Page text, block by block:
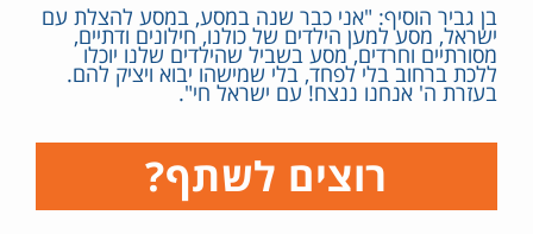
בן גביר הוסיף: "אני כבר שנה במסע, במסע להצלת עם
ישראל, מסע למען הילדים של כולנו, חילונים ודתיים,
מסורתיים וחרדים, מסע בשביל שהילדים שלנו יוכלו
ללכת ברחוב בלי לפחד, בלי שמישהו יבוא ויציק להם.
בעזרת ה' אנחנו ננצח! עם ישראל חי".
רוצים לשתף?